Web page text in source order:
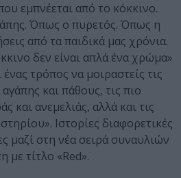
εμπνέεται από το κόκκινο.
Όπως ο πυρετός. Όπως η
από τα παιδικά μας χρόνια.
δεν είναι απλά ένα χρώμα»
τρόπος να μοιραστείς τις
και πάθους, τις πιο
και ανεμελιάς, αλλά και τις
Ιστορίες διαφορετικές
μαζί στη νέα σειρά συναυλιών
με τίτλο «Red».